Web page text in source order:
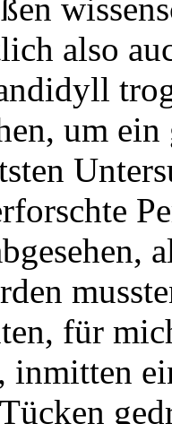
also
um
für
inmitten